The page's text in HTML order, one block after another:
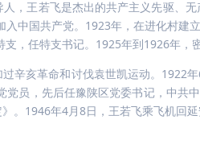
人，王若飞是杰出的共产主义先驱
中国共产党。1923年，在进化村
，任特支书记。1925年到1926年，
辛亥革命和讨伐袁世凯运动。1922
员，先后任豫陕区党委书记，中
。1946年4月8日，王若飞乘飞机回